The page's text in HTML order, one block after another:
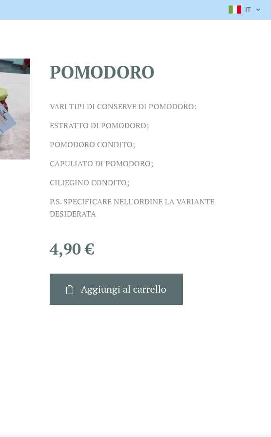
IT
POMODORO
VARI TIPI DI CONSERVE DI POMODORO:
ESTRATTO DI POMODORO;
POMODORO CONDITO;
CAPULIATO DI POMODORO;
CILIEGINO CONDITO;
P.S. SPECIFICARE NELL'ORDINE LA VARIANTE
DESIDERATA
4,90€
Aggiungi al carrello